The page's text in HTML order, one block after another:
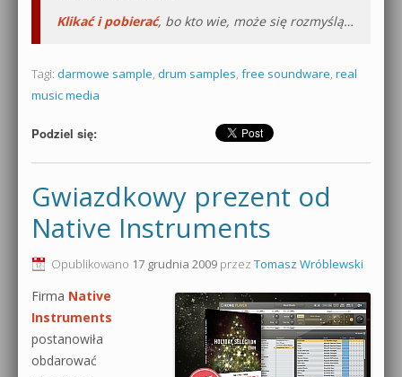
Klikać i pobierać, bo kto wie, może się rozmyślą…
Tagi: darmowe sample, drum samples, free soundware, real
music media
Podziel się:
Gwiazdkowy prezent od
Native Instruments
Opublikowano 17 grudnia 2009 przez Tomasz Wróblewski
Firma Native
Instruments
postanowiła
obdarować